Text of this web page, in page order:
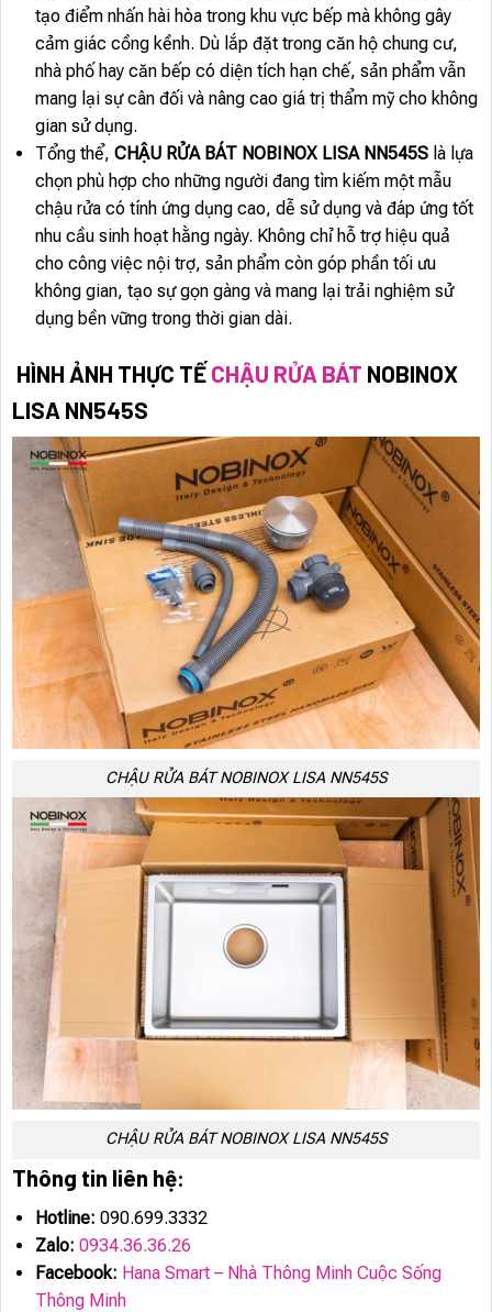
tạo điểm nhấn hài hòa trong khu vực bếp mà không gây
cảm giác cồng kềnh. Dù lắp đặt trong căn hộ chung cư,
nhà phố hay căn bếp có diện tích hạn chế, sản phẩm vẫn
mang lại sự cân đối và nâng cao giá trị thẩm mỹ cho không
gian sử dụng.
Tổng thể, CHẬU RỬA BÁT NOBINOX LISA NN545Slà lựa
chọn phù hợp cho những người đang tìm kiếm một mẫu
chậu rửa có tính ứng dụng cao, dễ sử dụng và đáp ứng tốt
nhu cầu sinh hoạt hằng ngày. Không chỉ hỗ trợ hiệu quả
cho công việc nội trợ, sản phẩm còn góp phần tối ưu
không gian, tạo sự gọn gàng và mang lại trải nghiệm sử
dụng bền vững trong thời gian dài.
HÌNH ẢNH THỰC TẾ CHẬU RỬA BÁT NOBINOX
LISA NN545S
CHẬU RỬA BÁT NOBINOX LISA NN545S
CHẬU RỬA BÁT NOBINOX LISA NN545S
Thông tin liên hệ:
Hotline: 090.699.3332
Zalo: 0934.36.36.26
Facebook: Hana Smart – Nhà Thông Minh Cuộc Sống
Thông Minh